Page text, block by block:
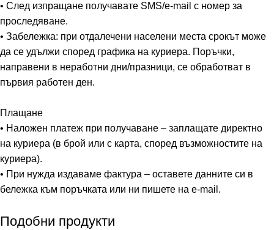
• След изпращане получавате SMS/e-mail с номер за
проследяване.
• Забележка: при отдалечени населени места срокът може
да се удължи според графика на куриера. Поръчки,
направени в неработни дни/празници, се обработват в
първия работен ден.
Плащане
• Наложен платеж при получаване – заплащате директно
на куриера (в брой или с карта, според възможностите на
куриера).
• При нужда издаваме фактура – оставете данните си в
бележка към поръчката или ни пишете на e-mail.
Подобни продукти